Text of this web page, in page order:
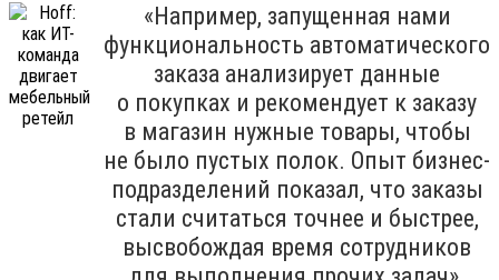
«Например, запущенная нами
функциональность автоматического
заказа анализирует данные
о покупках и рекомендует к заказу
в магазин нужные товары, чтобы
не было пустых полок. Опыт бизнес-
подразделений показал, что заказы
стали считаться точнее и быстрее,
высвобождая время сотрудников